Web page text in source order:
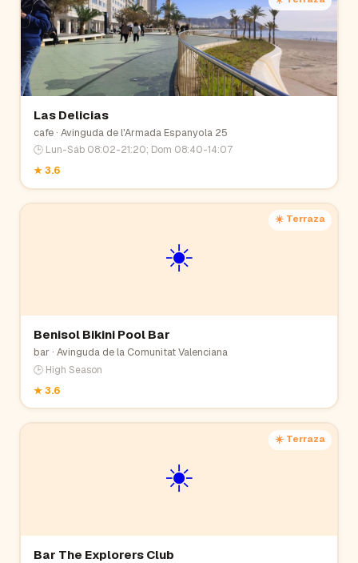
Las Delicias
cafe· Avinguda de l'Armada Espanyola 25
🕒 Lun-Sáb 08:02-21:20; Dom 08:40-14:07
★3.6
☀️
☀️ Terraza
Benisol Bikini Pool Bar
bar· Avinguda de la Comunitat Valenciana
🕒 High Season
★3.6
☀️
☀️ Terraza
Bar The Explorers Club